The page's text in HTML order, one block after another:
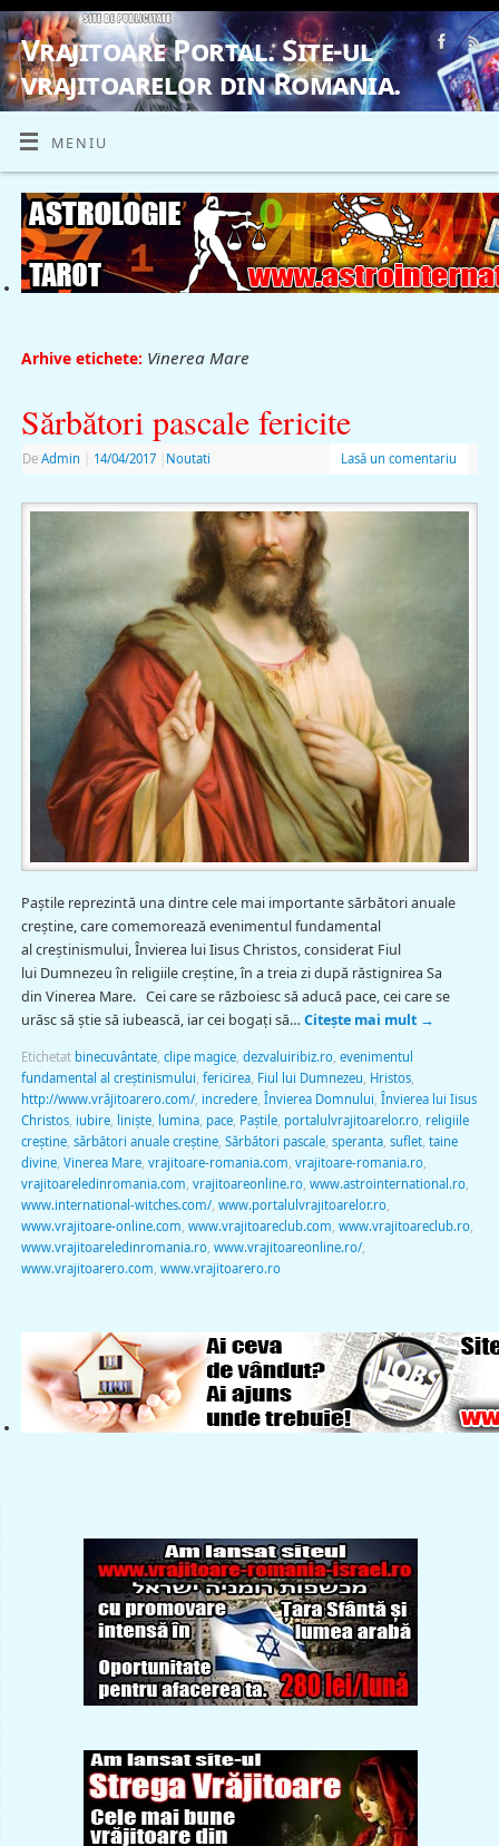
Vrajitoare Portal. Site-ul
vrajitoarelor din Romania.
VRAJITOARE, VRAJITOARELE, VRAJITOARE
MENIU
Arhive etichete: Vinerea Mare
Sărbători pascale fericite
De Admin 14/04/2017 Noutati Lasă un comentariu
Paștile reprezintă una dintre cele mai importante sărbători anuale
creștine, care comemorează evenimentul fundamental
al creștinismului, Învierea lui Iisus Christos, considerat Fiul
lui Dumnezeu în religiile creștine, în a treia zi după răstignirea Sa
din Vinerea Mare. Cei care se războiesc să aducă pace, cei care se
urăsc să ştie să iubească, iar cei bogaţi să… Citește mai mult →
Etichetat binecuvântate, clipe magice, dezvaluiribiz.ro, evenimentul
fundamental al creștinismului fericirea, Fiul lui Dumnezeu Hristos,
http://www.vrăjitoarero.com/, incredere, Învierea Domnului Învierea lui Iisus
Christos, iubire, linişte, lumina, pace, Paștile, portalulvrajitoarelor.ro, religiile
creștine, sărbători anuale creștine, Sărbători pascale, speranta, suflet, taine
divine, Vinerea Mare, vrajitoare-romania.com vrajitoare-romania.ro,
vrajitoareledinromania.com vrajitoareonline.ro, www.astrointernational.ro,
www.international-witches.com/, www.portalulvrajitoarelor.ro,
www.vrajitoare-online.com www.vrajitoareclub.com www.vrajitoareclub.ro,
www.vrajitoareledinromania.ro, www.vrajitoareonline.ro/,
www.vrajitoarero.com www.vrajitoarero.ro